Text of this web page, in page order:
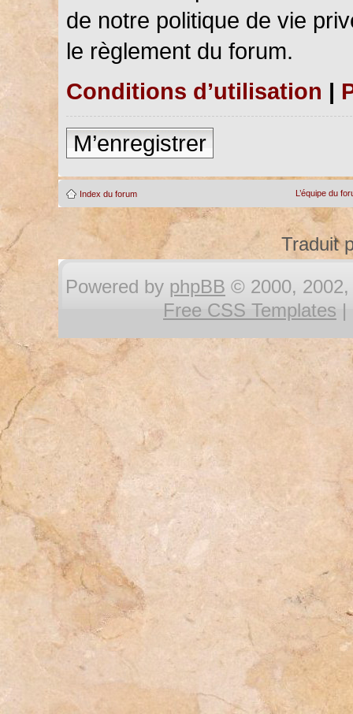
de notre politique de vie
le règlement du forum.
Conditions d’utilisation |
M’enregistrer
Index du forum L’équipe du
Traduit
Powered by phpBB © 2000, 2002,
Free CSS Templates |